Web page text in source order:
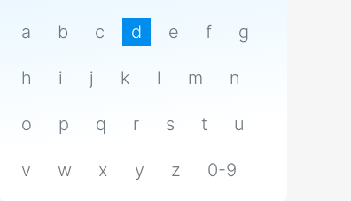
a b c d e f g
h i j k l m n
o p q r s t u
v w x y z 0-9